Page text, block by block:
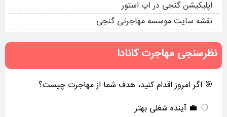
اپلیکیشن گنجی در اپ استور
نقشه سایت موسسه مهاجرتی گنجی
نظرسنجی مهاجرت کانادا
🎯 اگر امروز اقدام کنید، هدف شما از مهاجرت چیست؟
💼 آینده شغلی بهتر